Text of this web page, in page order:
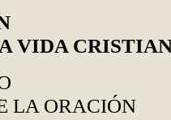
VIDA
LA ORACIÓN